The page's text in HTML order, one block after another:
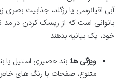
آبی اقیانوسی یا رزگلد، جذابیت بصری
بانوانی است که از ریسک کردن در
خود، یک بیانیه بدهند.
ویژگی ها: بند حصیری استیل یا
متنوع، صفحات با رنگ های